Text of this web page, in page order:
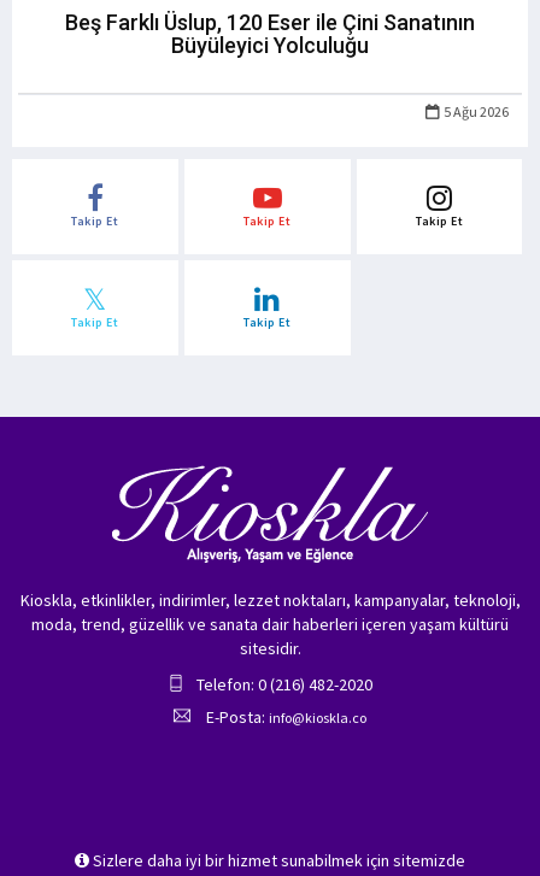
Beş Farklı Üslup, 120 Eser ile Çini Sanatının
Büyüleyici Yolculuğu
5 Ağu 2026
Takip Et Takip Et Takip Et
Takip Et Takip Et
Sizlere daha iyi bir hizmet sunabilmek için sitemizde
Kioskla, etkinlikler, indirimler, lezzet noktaları, kampanyalar, teknoloji,
moda, trend, güzellik ve sanata dair haberleri içeren yaşam kültürü
sitesidir.
Telefon: 0 (216) 482-2020
E-Posta: info@kioskla.co